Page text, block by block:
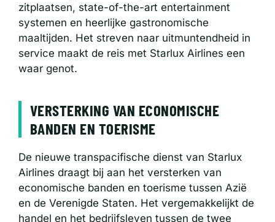
zitplaatsen, state-of-the-art entertainment
systemen en heerlijke gastronomische
maaltijden. Het streven naar uitmuntendheid in
service maakt de reis met Starlux Airlines een
waar genot.
VERSTERKING VAN ECONOMISCHE
BANDEN EN TOERISME
De nieuwe transpacifische dienst van Starlux
Airlines draagt bij aan het versterken van
economische banden en toerisme tussen Azië
en de Verenigde Staten. Het vergemakkelijkt de
handel en het bedrijfsleven tussen de twee